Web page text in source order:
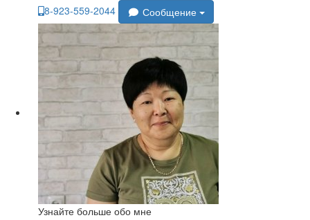
8-923-559-2044
Сообщение
Узнайте больше обо мне